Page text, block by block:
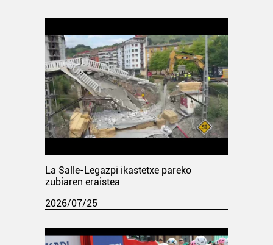
La Salle-Legazpi ikastetxe pareko
zubiaren eraistea
2026/07/25